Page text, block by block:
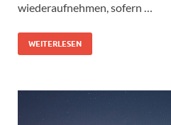
wiederaufnehmen, sofern …
WEITERLESEN